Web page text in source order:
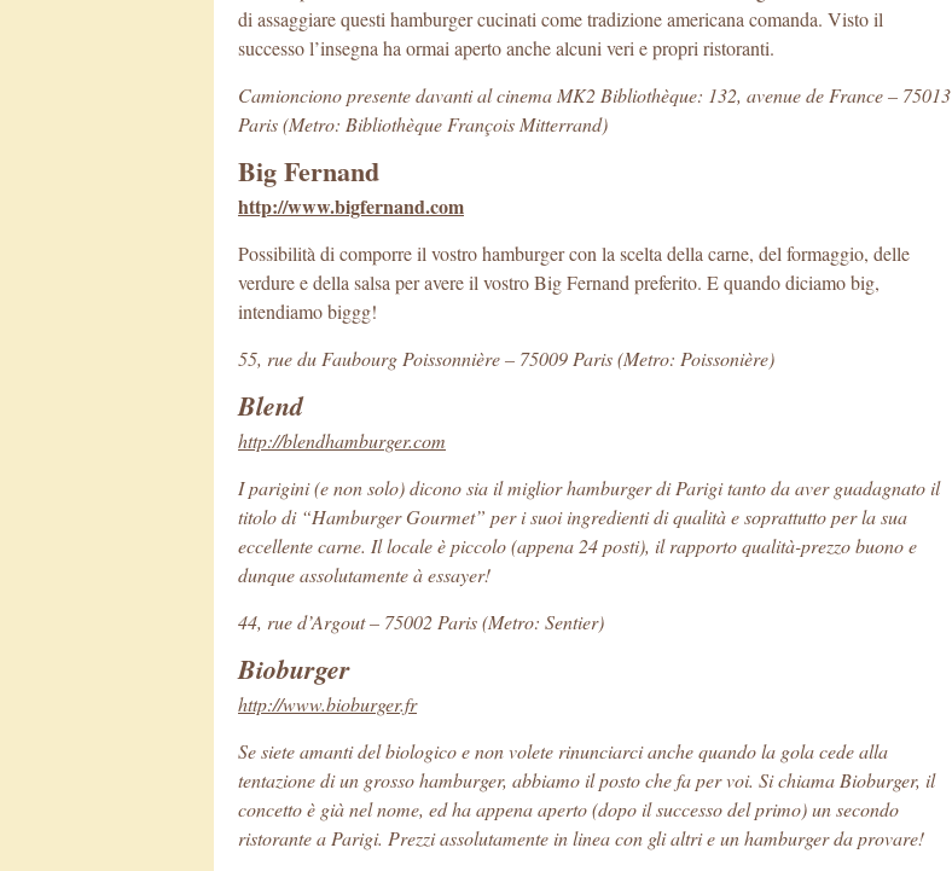
di assaggiare questi hamburger cucinati come tradizione americana comanda. Visto il
successo l’insegna ha ormai aperto anche alcuni veri e propri ristoranti.
Camionciono presente davanti al cinema MK2 Bibliothèque: 132, avenue de France – 75013
Paris (Metro: Bibliothèque François Mitterrand)
Big Fernand
http://www.bigfernand.com
Possibilità di comporre il vostro hamburger con la scelta della carne, del formaggio, delle
verdure e della salsa per avere il vostro Big Fernand preferito. E quando diciamo big,
intendiamo biggg!
55, rue du Faubourg Poissonnière – 75009 Paris (Metro: Poissonière)
Blend
http://blendhamburger.com
I parigini (e non solo) dicono sia il miglior hamburger di Parigi tanto da aver guadagnato il
titolo di “Hamburger Gourmet” per i suoi ingredienti di qualità e soprattutto per la sua
eccellente carne. Il locale è piccolo (appena 24 posti), il rapporto qualità-prezzo buono e
dunque assolutamenteà essayer!
44, rue d’Argout – 75002 Paris (Metro: Sentier)
Bioburger
http://www.bioburger.fr
Se siete amanti del biologico e non volete rinunciarci anche quando la gola cede alla
tentazione di un grosso hamburger, abbiamo il posto che fa per voi. Si chiama Bioburger, il
concetto è già nel nome, ed ha appena aperto (dopo il successo del primo) un secondo
ristorante a Parigi. Prezzi assolutamente in linea con gli altri e un hamburger da provare!